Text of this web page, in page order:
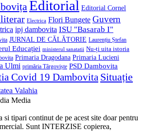
Editorial Editorial Cornel
Electrica Flori Bungete Guvern
ipj dambovita ISU "Basarab I"
JURNAL DE CĂLĂTORIE Laurențiu Ștefan
Educației ministerul sanatatii Nu-ți uita istoria
Primaria Dragodana Primaria Lucieni
Ulmi primăria Târgoviște PSD Dambovita
Covid 19 Dambovita Situație
Valahia
Media
tipari continut de pe acest site doar pentru
Sunt INTERZISE copierea,